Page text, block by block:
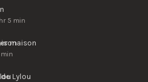
5 min
maison
Lylou